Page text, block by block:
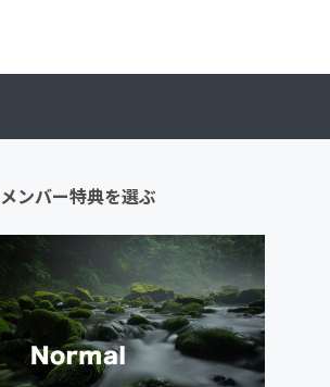
メンバー特典を選ぶ